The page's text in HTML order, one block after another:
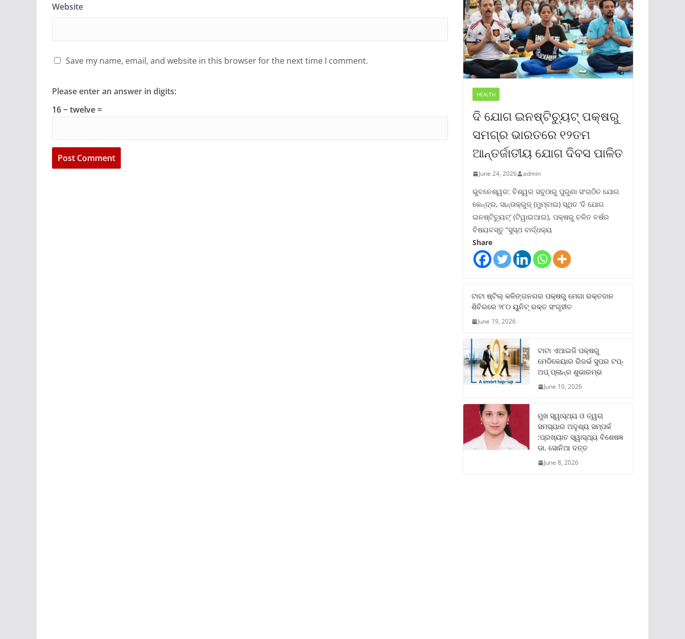
Website
Save my name, email, and website in this browser for the next time I comment.
Please enter an answer in digits:
16 − twelve =
HEALTH
ଦି ଯୋଗ ଇନଷ୍ଟିଚ୍ୟୁଟ୍ ପକ୍ଷରୁ
ସମଗ୍ର ଭାରତରେ ୧୨ତମ
ଆନ୍ତର୍ଜାତୀୟ ଯୋଗ ଦିବସ ପାଳିତ
June 24, 2026 admin
ଭୁବନେଶ୍ୱର: ବିଶ୍ୱର ସବୁଠାରୁ ପୁରୁଣା ସଂଗଠିତ ଯୋଗ
କେନ୍ଦ୍ର, ସାନ୍ତାକ୍ରୁଜ୍ (ମୁମ୍ବାଇ) ସ୍ଥିତ ‘ଦି ଯୋଗ
ଇନଷ୍ଟିଚ୍ୟୁଟ୍‌’ (ଟିୱାଇଆଇ), ପକ୍ଷରୁ ଚଳିତ ବର୍ଷର
ବିଷୟବସ୍ତୁ “ସୁସ୍ଥ ବାର୍ଦ୍ଧକ୍ୟ
Share
ଟାଟା ଷ୍ଟିଲ୍‌ କଳିଙ୍ଗନଗର ପକ୍ଷରୁ ମେଗା ରକ୍ତଦାନ
ଶିବିରରେ ୨୮୦ ୟୁନିଟ୍‌ ରକ୍ତ ସଂଗୃହୀତ
June 19, 2026
ଟାଟା ଏଆଇଜି ପକ୍ଷରୁ
ମେଡିକେୟାର ରିଜର୍ଭ ସୁପର ଟପ୍‌-
ଅପ୍ ପ୍ଲାନ୍‌ର ଶୁଭାରମ୍ଭ
June 10, 2026
ମୁଖ ସ୍ୱାସ୍ଥ୍ୟ ଓ ତ୍ୱଚା
ସମସ୍ୟାର ଅଦୃଶ୍ୟ ସମ୍ପର୍କ
:ପ୍ରଖ୍ୟାତ ସ୍ୱାସ୍ଥ୍ୟ ବିଶେଷଜ୍ଞ
ଡା. ସୋନିଆ ଦତ୍ତ
June 8, 2026